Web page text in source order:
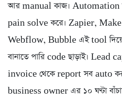
আর manual কাজ।
pain solve করে। Zapier,
Webflow, Bubble এই tool
বানাতে পারি code ছাড়াই।
invoice থেকে report সব auto
business owner এর ১০ ঘণ্টা